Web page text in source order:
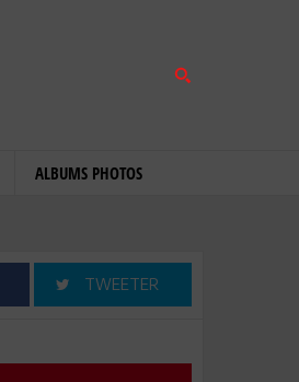
ALBUMS PHOTOS
TWEETER